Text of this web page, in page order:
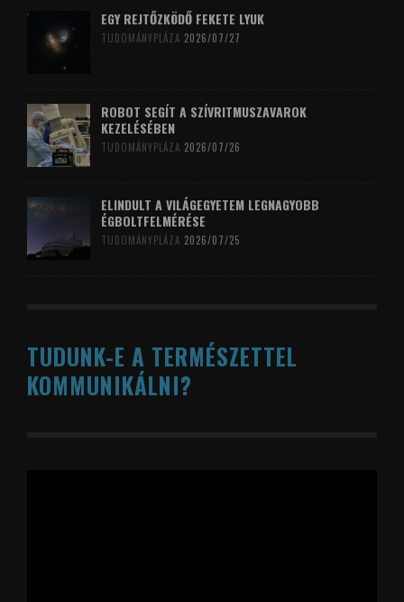
EGY REJTŐZKÖDŐ FEKETE LYUK
TUDOMÁNYPLÁZA 2026/07/27
ROBOT SEGÍT A SZÍVRITMUSZAVAROK
KEZELÉSÉBEN
TUDOMÁNYPLÁZA 2026/07/26
ELINDULT A VILÁGEGYETEM LEGNAGYOBB
ÉGBOLTFELMÉRÉSE
TUDOMÁNYPLÁZA 2026/07/25
TUDUNK-E A TERMÉSZETTEL
KOMMUNIKÁLNI?